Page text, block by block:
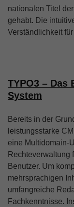
nationalen Titel
gehabt. Die
Verständlichkeit
TYPO3 – Das
System
Bereits in der
leistungsstarke
eine Multidomain-
Rechteverwaltung
Benutzer. Um
mehrsprachigen
umfangreiche
Fachkenntnisse.